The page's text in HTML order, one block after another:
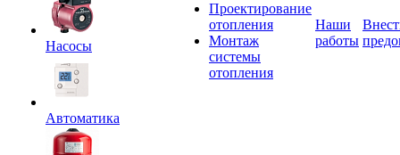
Насосы
Автоматика
Проектирование
отопления
Монтаж
системы
отопления
Наши
работы